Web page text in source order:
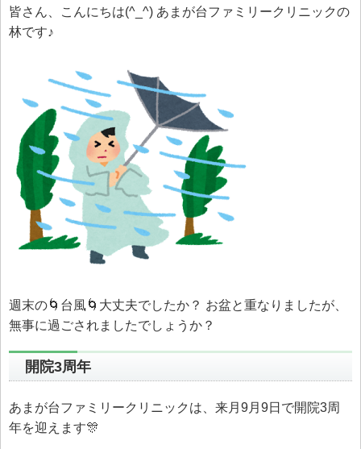
皆さん、こんにちは(^_^) あまが台ファミリークリニックの
林です♪
週末の🌀台風🌀大丈夫でしたか？ お盆と重なりましたが、
無事に過ごされましたでしょうか？
開院3周年
あまが台ファミリークリニックは、来月9月9日で開院3周
年を迎えます🎊